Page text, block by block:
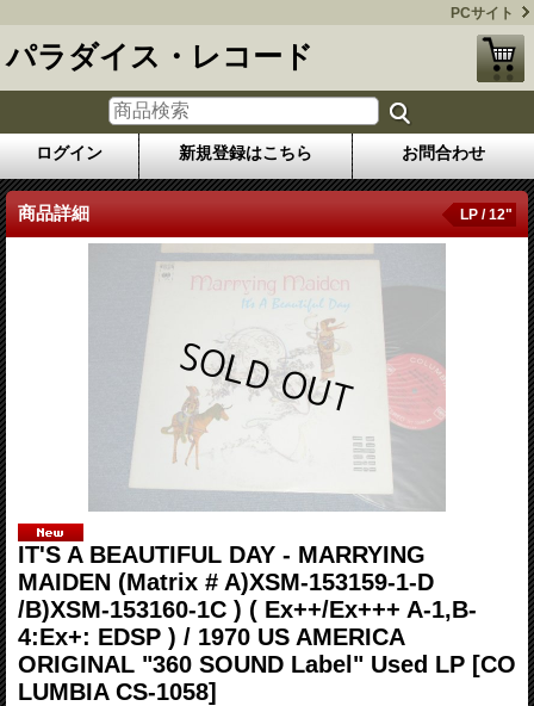
PCサイト
パラダイス・レコード
ログイン 新規登録はこちら お問合わせ
商品詳細 LP / 12"
IT'S A BEAUTIFUL DAY - MARRYING
MAIDEN (Matrix # A)XSM-153159-1-D
/B)XSM-153160-1C ) ( Ex++/Ex+++ A-1,B-
4:Ex+: EDSP ) / 1970 US AMERICA
ORIGINAL "360 SOUND Label" Used LP [CO
LUMBIA CS-1058]